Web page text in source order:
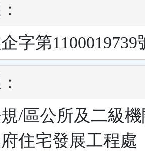
字第1100019739
/區公所及二級
住宅發展工程處